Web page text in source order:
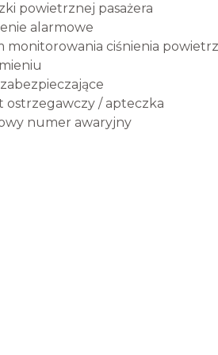
powietrznej pasażera
alarmowe
monitorowania ciśnienia
ostrzegawczy / apteczka
numer awaryjny